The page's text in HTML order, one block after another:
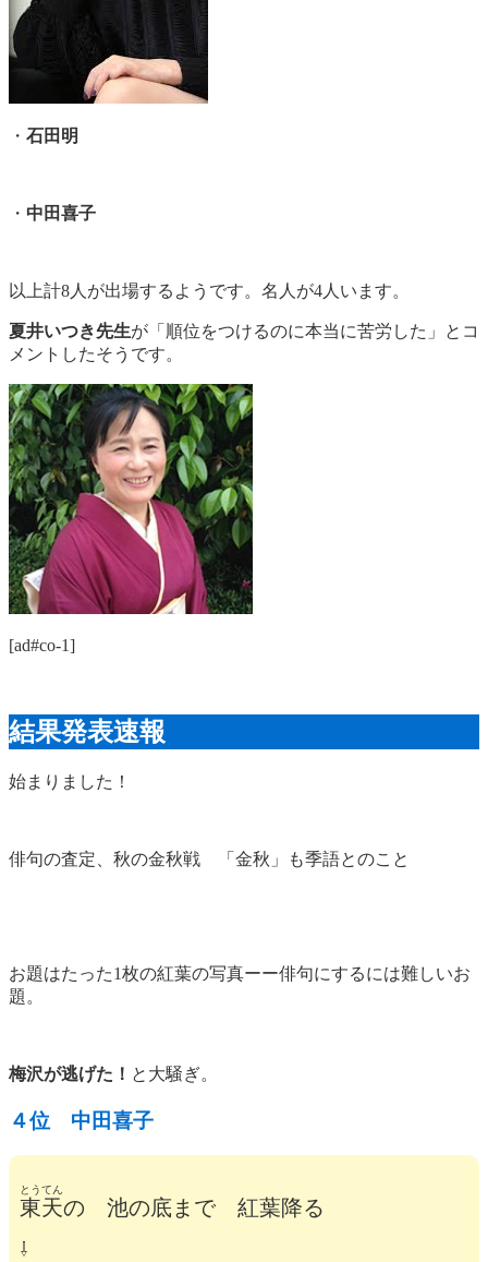
・ 石田明
・ 中田喜子
以上計8人が出場するようです。名人が4人います。
夏井いつき先生が「順位をつけるのに本当に苦労した」とコ
メントしたそうです。
[ad#co-1]
結果発表速報
始まりました！
俳句の査定、秋の金秋戦 「金秋」も季語とのこと
お題はたった1枚の紅葉の写真ーー俳句にするには難しいお
題。
梅沢が逃げた！ と大騒ぎ。
４位 中田喜子
東天
とうてん
の 池の底まで 紅葉降る
⇩